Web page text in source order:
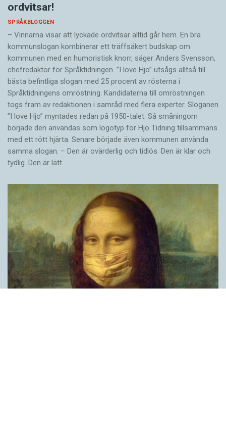
ordvitsar!
SPRÅKBLOGGEN
– Vinnarna visar att lyckade ordvitsar alltid går hem. En bra
kommunslogan kombinerar ett träffsäkert budskap om
kommunen med en humoristisk knorr, säger Anders Svensson,
chefredaktör för Språktidningen. ”I love Hjo” utsågs alltså till
bästa befintliga slogan med 25 procent av rösterna i
Språktidningens omröstning. Kandidaterna till omröstningen
togs fram av redaktionen i samråd med flera experter. Sloganen
”I love Hjo” myntades redan på 1950-talet. Så småningom
började den användas som logotyp för Hjo Tidning tillsammans
med ett rött hjärta. Senare började även kommunen använda
samma slogan. – Den är ovärderlig och tidlös. Den är klar och
tydlig. Den är lätt…